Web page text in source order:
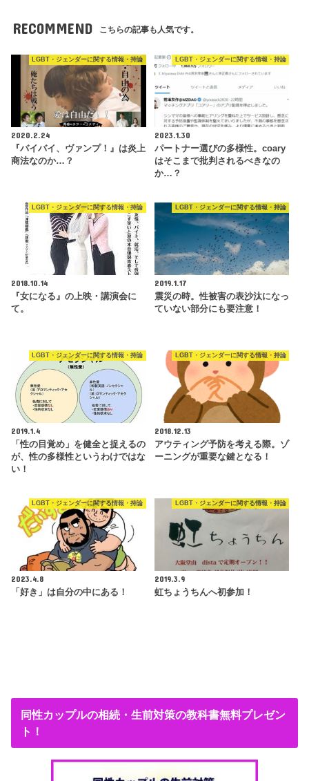
RECOMMEND こちらの記事も人気です。
LGBT・ジェンダーに関する情報・持論
2020.2.24
『バイバイ、ヴァンプ！』は炎上
商法なのか…？
LGBT・ジェンダーに関する情報・持論
2023.1.30
パートナー選びの多様性。coary
はそこまで批判されるべきなの
か…？
LGBT・ジェンダーに関する情報・持論
2018.10.14
『女になる』の上映・講演会に
て。
LGBT・ジェンダーに関する情報・持論
2019.1.17
震災の時。性被害の表沙汰になっ
ていない部分にも要注意！
LGBT・ジェンダーに関する情報・持論
2019.1.4
「性の目覚め」を健全と捉えるの
が、性の多様性というわけではな
い！
LGBT・ジェンダーに関する情報・持論
2018.12.13
アウティング予防を考える際。ゾ
ーニングが重要な鍵となる！
LGBT・ジェンダーに関する情報・持論
2023.4.8
「好き」は自分の中にある！
LGBT・ジェンダーに関する情報・持論
2019.3.9
虹ちょうちんへ初参加！
同性カップルの相続・生前対策の教科書無料プレゼン
ト！